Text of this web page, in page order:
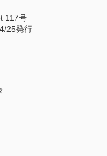
117号
25発行